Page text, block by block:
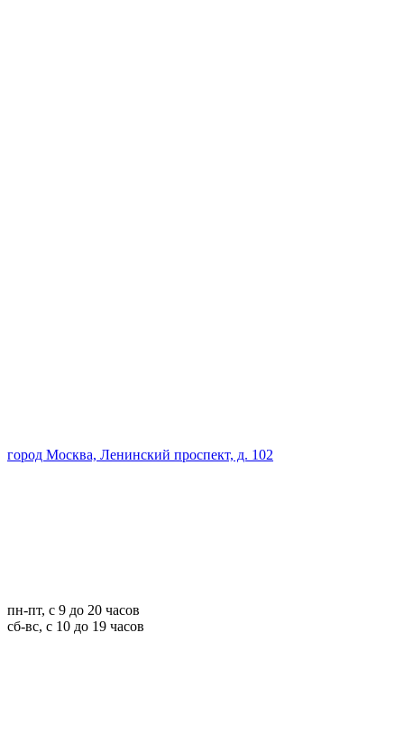
город Москва, Ленинский проспект, д. 102
пн-пт, с 9 до 20 часов
сб-вс, с 10 до 19 часов